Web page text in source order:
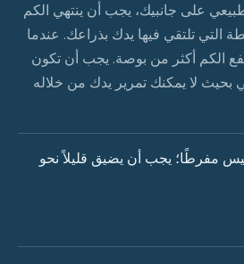
على جانبيك، يجب أن ينتهي الكم
تلتقي فيها يدك بذراعك. عندما
الكم أكثر من بوصة. يجب أن تكون
بحيث لا يمكنك تمرير يدك من خلاله
مفرطًا؛ يجب أن يضيق قليلاً نحو